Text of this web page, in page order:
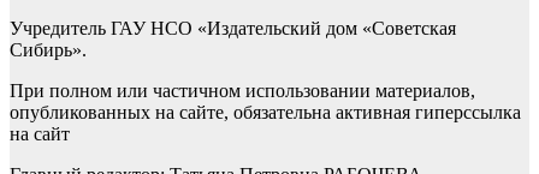
Учредитель ГАУ НСО «Издательский дом «Советская
Сибирь».
При полном или частичном использовании материалов,
опубликованных на сайте, обязательна активная гиперссылка
на сайт